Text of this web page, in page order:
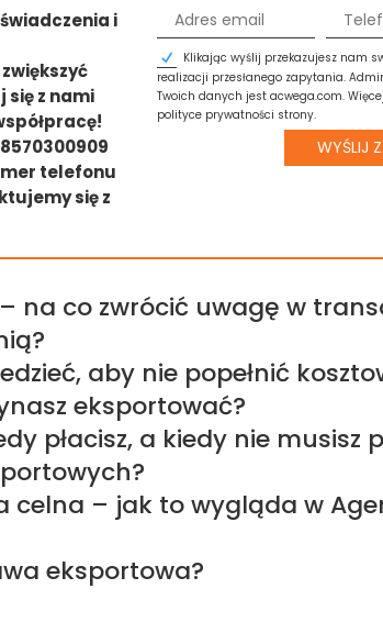
i
się z nami
telefonu
się z
Klikając wyślij przekazujesz nam
realizacji przesłanego zapytania.
Twoich danych jest acwega.com.
polityce prywatności strony.
WYŚLIJ
na co zwrócić uwagę w
aby nie popełnić
eksportować?
płacisz, a kiedy nie musisz
celna – jak to wygląda w
eksportowa?